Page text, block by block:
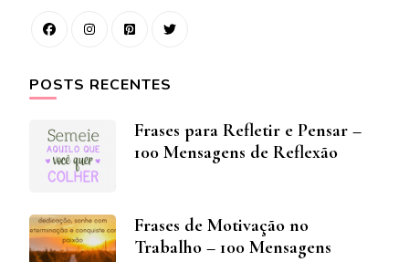
POSTS RECENTES
Frases para Refletir e Pensar –
100 Mensagens de Reflexão
Frases de Motivação no
Trabalho – 100 Mensagens